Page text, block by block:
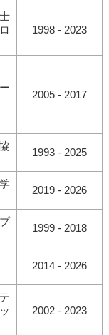
1998 - 2023
2005 - 2017
1993 - 2025
2019 - 2026
1999 - 2018
2014 - 2026
2002 - 2023